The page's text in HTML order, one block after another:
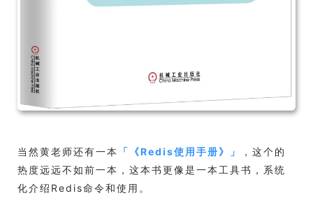
当然黄老师还有一本 「 《Redis使用手册》 」
，这个的
热度远远不如前一本，这本书更像是一本工具书，系统
化介绍Redis命令和使用。